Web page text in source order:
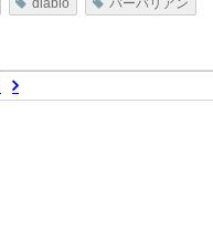
diablo バーバリアン